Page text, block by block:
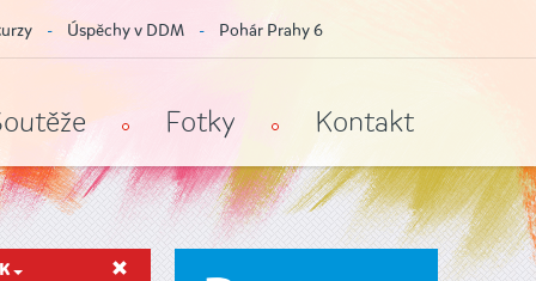
Fotky Kontakt
Úspěchy v DDM Pohár Prahy 6